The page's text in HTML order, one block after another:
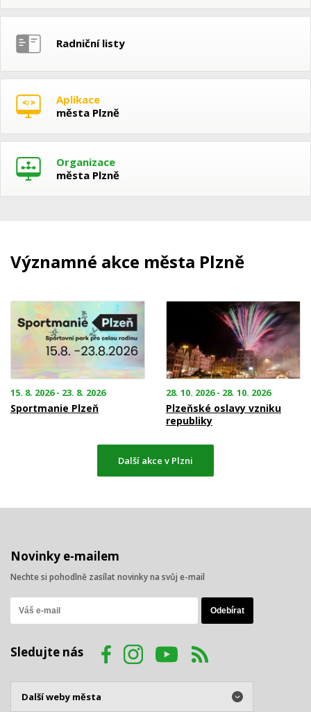
Radniční listy
Aplikace
města Plzně
Organizace
města Plzně
Významné akce města Plzně
15. 8. 2026 - 23. 8. 2026
Sportmanie Plzeň
28. 10. 2026 - 28. 10. 2026
Plzeňské oslavy vzniku
republiky
Další akce v Plzni
Novinky e-mailem
Nechte si pohodlně zasílat novinky na svůj e-mail
Sledujte nás